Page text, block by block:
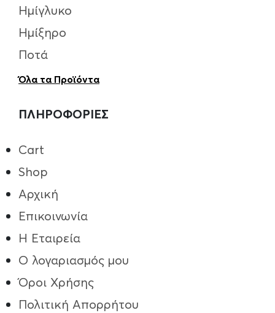
Ημίγλυκο
Ημίξηρο
Ποτά
Όλα τα Προϊόντα
ΠΛΗΡΟΦΟΡΙΕΣ
Cart
Shop
Αρχική
Επικοινωνία
Η Εταιρεία
Ο λογαριασμός μου
Όροι Χρήσης
Πολιτική Απορρήτου